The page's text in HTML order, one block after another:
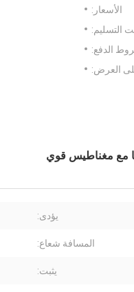
الأسعار:
التسليم:
الدفع:
العرض:
يؤدى:
المسافة شعاع:
يثبت: